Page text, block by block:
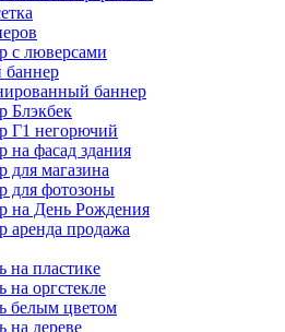
с люверсами
баннер
баннер
Блэкбек
Г1 негорючий
на фасад здания
для магазина
для фотозоны
на День Рождения
аренда продажа
на пластике
на оргстекле
белым цветом
на дереве